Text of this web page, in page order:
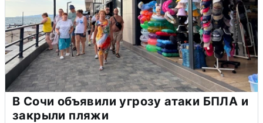
В Сочи объявили угрозу атаки БПЛА и
закрыли пляжи